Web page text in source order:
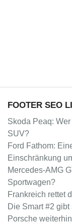
FOOTER SEO
Skoda Peaq:
SUV?
Ford Fathom:
Einschränkung
Mercedes-AMG
Sportwagen?
Frankreich rettet
Die Smart #2
Porsche